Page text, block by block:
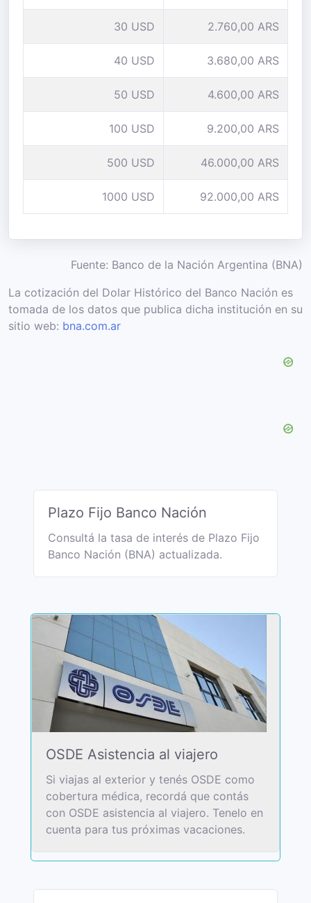
30 USD 2.760,00 ARS
40 USD 3.680,00 ARS
50 USD 4.600,00 ARS
100 USD 9.200,00 ARS
500 USD 46.000,00 ARS
1000 USD 92.000,00 ARS
Fuente: Banco de la Nación Argentina (BNA)
La cotización del Dolar Histórico del Banco Nación es
tomada de los datos que publica dicha institución en su
sitio web: bna.com.ar
Plazo Fijo Banco Nación
Consultá la tasa de interés de Plazo Fijo
Banco Nación (BNA) actualizada.
OSDE Asistencia al viajero
Si viajas al exterior y tenés OSDE como
cobertura médica, recordá que contás
con OSDE asistencia al viajero. Tenelo en
cuenta para tus próximas vacaciones.